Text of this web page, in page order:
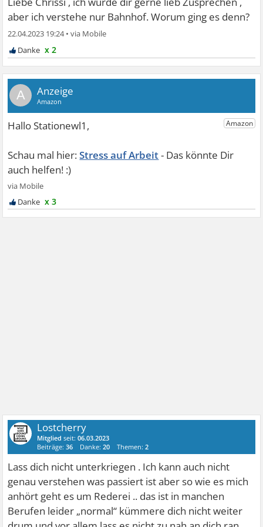
aber ich verstehe nur Bahnhof. Worum ging es denn?
22.04.2023 19:24•
x 2
A
Stress auf Arbeit
x 3
Lostcherry
Mitglied seit:06.03.2023
Beiträge:36 Danke:20 Themen:2
Lass dich nicht unterkriegen . Ich kann auch nicht
genau verstehen was passiert ist aber so wie es mich
anhört geht es um Rederei .. das ist in manchen
Berufen leider „normal“ kümmere dich nicht weiter